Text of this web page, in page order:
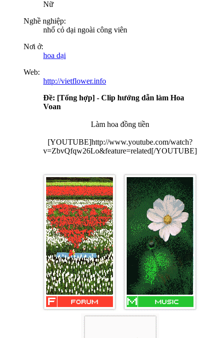
Nữ
Nghề nghiệp:
nhổ cỏ dại ngoài công viên
Nơi ở:
hoa dại
Web:
http://vietflower.info
Ðề: [Tổng hợp] - Clip hướng dẫn làm Hoa
Voan
Làm hoa đồng tiền
[YOUTUBE]http://www.youtube.com/watch?
v=ZbvQfqw26Lo&feature=related[/YOUTUBE]​